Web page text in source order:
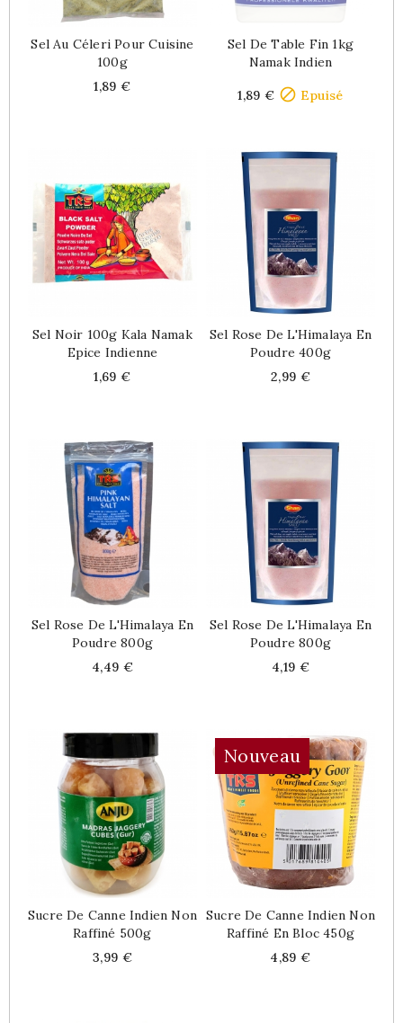
Sel Au Céleri Pour Cuisine
100g
Price
1,89 €
Sel De Table Fin 1kg
Namak Indien
1,89 €  Epuisé
Sel Noir 100g Kala Namak
Epice Indienne
Price
1,69 €
Sel Rose De L'Himalaya En
Poudre 400g
Price
2,99 €
Sel Rose De L'Himalaya En
Poudre 800g
Price
4,49 €
Sel Rose De L'Himalaya En
Poudre 800g
Price
4,19 €
Sucre De Canne Indien Non
Raffiné 500g
Price
3,99 €
Nouveau
Sucre De Canne Indien Non
Raffiné En Bloc 450g
Price
4,89 €